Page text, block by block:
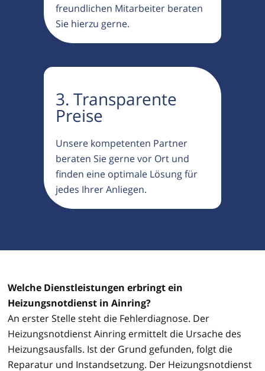
freundlichen Mitarbeiter beraten
Sie hierzu gerne.
3. Transparente
Preise
Unsere kompetenten Partner
beraten Sie gerne vor Ort und
finden eine optimale Lösung für
jedes Ihrer Anliegen.
Welche Dienstleistungen erbringt ein
Heizungsnotdienst in Ainring?
An erster Stelle steht die Fehlerdiagnose. Der
Heizungsnotdienst Ainring ermittelt die Ursache des
Heizungsausfalls. Ist der Grund gefunden, folgt die
Reparatur und Instandsetzung. Der Heizungsnotdienst